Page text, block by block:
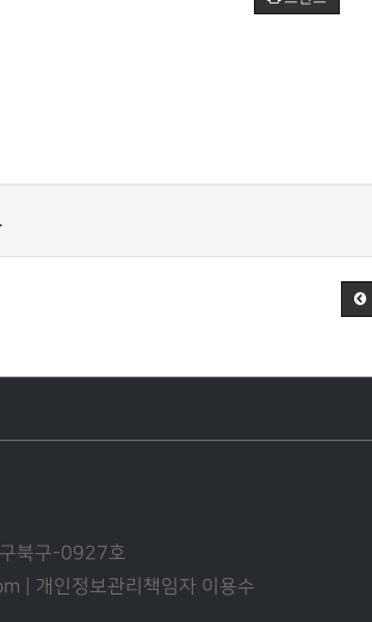
북구-0927호
개인정보관리책임자 이용수